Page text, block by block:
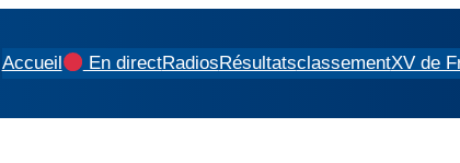
Accueil En directRadiosRésultatsclassementXV de